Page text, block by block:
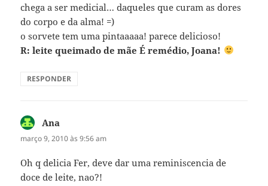
chega a ser medicial… daqueles que curam as dores
do corpo e da alma! =)
o sorvete tem uma pintaaaaa! parece delicioso!
R: leite queimado de mãe É remédio, Joana!
RESPONDER
Ana
março 9, 2010 às 9:56 am
Oh q delicia Fer, deve dar uma reminiscencia de
doce de leite, nao?!